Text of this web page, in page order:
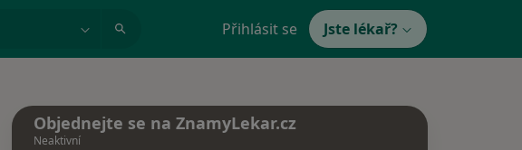
Přihlásit se Jste lékař?
Objednejte se na ZnamyLekar.cz
Neaktivní